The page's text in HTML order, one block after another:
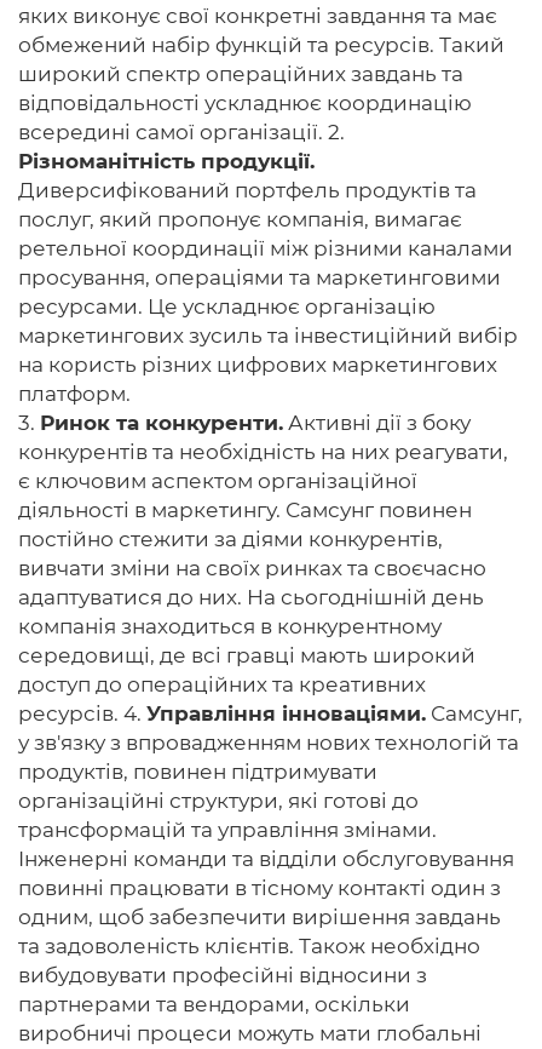
яких виконує свої конкретні завдання та має
обмежений набір функцій та ресурсів. Такий
широкий спектр операційних завдань та
відповідальності ускладнює координацію
всередині самої організації. 2.
Різноманітність продукції.
Диверсифікований портфель продуктів та
послуг, який пропонує компанія, вимагає
ретельної координації між різними каналами
просування, операціями та маркетинговими
ресурсами. Це ускладнює організацію
маркетингових зусиль та інвестиційний вибір
на користь різних цифрових маркетингових
платформ.
3. Ринок та конкуренти. Активні дії з боку
конкурентів та необхідність на них реагувати,
є ключовим аспектом організаційної
діяльності в маркетингу. Самсунг повинен
постійно стежити за діями конкурентів,
вивчати зміни на своїх ринках та своєчасно
адаптуватися до них. На сьогоднішній день
компанія знаходиться в конкурентному
середовищі, де всі гравці мають широкий
доступ до операційних та креативних
ресурсів. 4. Управління інноваціями. Самсунг,
у зв'язку з впровадженням нових технологій та
продуктів, повинен підтримувати
організаційні структури, які готові до
трансформацій та управління змінами.
Інженерні команди та відділи обслуговування
повинні працювати в тісному контакті один з
одним, щоб забезпечити вирішення завдань
та задоволеність клієнтів. Також необхідно
вибудовувати професійні відносини з
партнерами та вендорами, оскільки
виробничі процеси можуть мати глобальні